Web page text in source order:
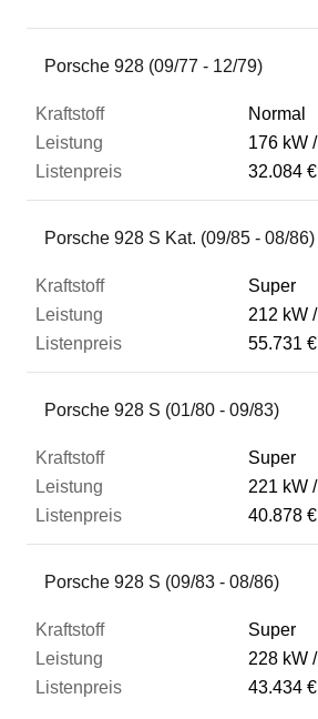
Fahrzeug
Kraftstoff
Leistung
Listenpreis
Zum Vergleich hinzufügen
Porsche 928 (09/77 - 12/79)
Normal
176 kW
32.084 €
Porsche 928 S Kat. (09/85 - 08/86)
Super
212 kW
55.731 €
Porsche 928 S (01/80 - 09/83)
Super
221 kW
40.878 €
Porsche 928 S (09/83 - 08/86)
Super
228 kW
43.434 €